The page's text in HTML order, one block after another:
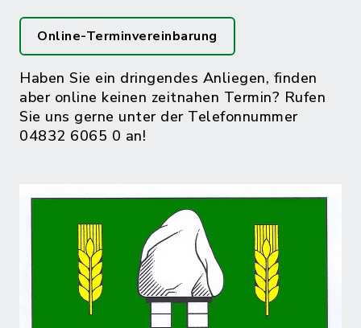
Online-Terminvereinbarung
Haben Sie ein dringendes Anliegen, finden
aber online keinen zeitnahen Termin? Rufen
Sie uns gerne unter der Telefonnummer
04832 6065 0 an!